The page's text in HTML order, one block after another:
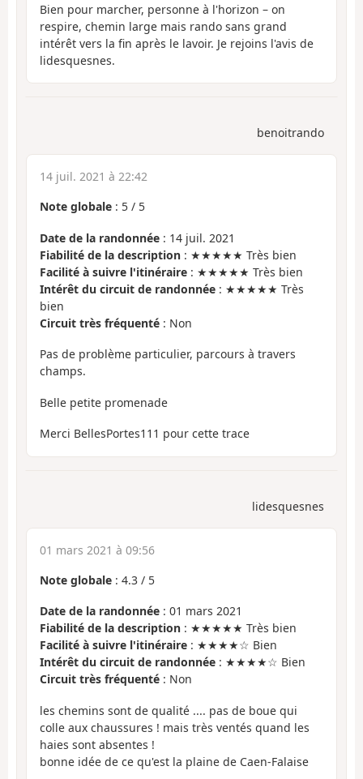
Bien pour marcher, personne à l'horizon – on
respire, chemin large mais rando sans grand
intérêt vers la fin après le lavoir. Je rejoins l'avis de
lidesquesnes.
benoitrando
14 juil. 2021 à 22:42
Note globale : 5 / 5
Date de la randonnée : 14 juil. 2021
Fiabilité de la description : ★★★★★ Très bien
Facilité à suivre l'itinéraire : ★★★★★ Très bien
Intérêt du circuit de randonnée : ★★★★★ Très
bien
Circuit très fréquenté : Non
Pas de problème particulier, parcours à travers
champs.
Belle petite promenade
Merci BellesPortes111 pour cette trace
lidesquesnes
01 mars 2021 à 09:56
Note globale : 4.3 / 5
Date de la randonnée : 01 mars 2021
Fiabilité de la description : ★★★★★ Très bien
Facilité à suivre l'itinéraire : ★★★★☆ Bien
Intérêt du circuit de randonnée : ★★★★☆ Bien
Circuit très fréquenté : Non
les chemins sont de qualité .... pas de boue qui
colle aux chaussures ! mais très ventés quand les
haies sont absentes !
bonne idée de ce qu'est la plaine de Caen-Falaise